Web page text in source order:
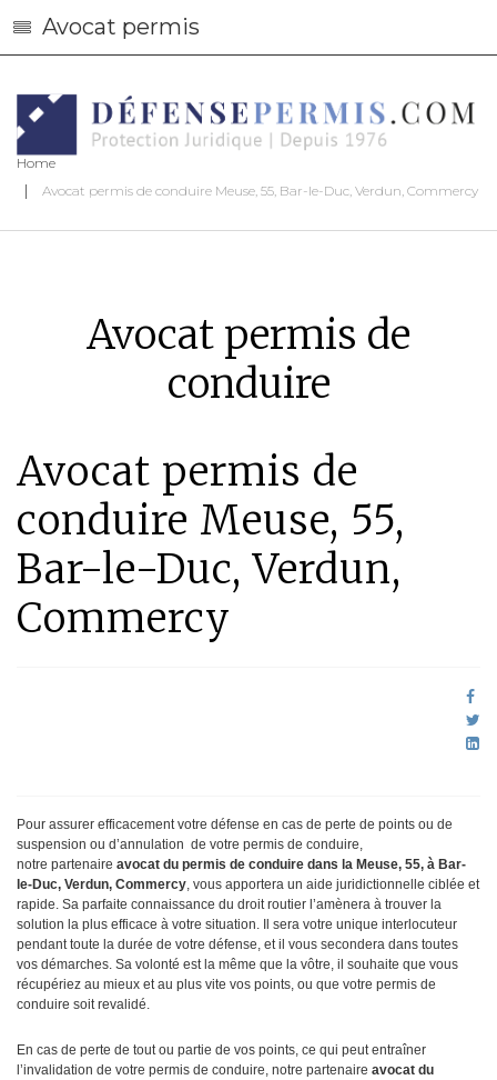
Avocat permis
Home
Avocat permis de conduire Meuse, 55, Bar-le-Duc, Verdun, Commercy
Avocat permis de
conduire
Avocat permis de
conduire Meuse, 55,
Bar-le-Duc, Verdun,
Commercy
Pour assurer efficacement votre défense en cas de perte de points ou de
suspension ou d’annulation de votre permis de conduire,
notre partenaire avocat du permis de conduire dans la Meuse, 55, à Bar-
le-Duc, Verdun, Commercy, vous apportera un aide juridictionnelle ciblée et
rapide. Sa parfaite connaissance du droit routier l’amènera à trouver la
solution la plus efficace à votre situation. Il sera votre unique interlocuteur
pendant toute la durée de votre défense, et il vous secondera dans toutes
vos démarches. Sa volonté est la même que la vôtre, il souhaite que vous
récupériez au mieux et au plus vite vos points, ou que votre permis de
conduire soit revalidé.
En cas de perte de tout ou partie de vos points, ce qui peut entraîner
l’invalidation de votre permis de conduire, notre partenaire avocat du